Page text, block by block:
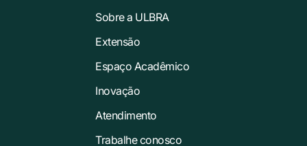
Sobre a ULBRA
Extensão
Espaço Acadêmico
Inovação
Atendimento
Trabalhe conosco